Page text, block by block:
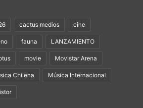
cactus medios cine
fauna LANZAMIENTO
movie Movistar Arena
Chilena Música Internacional